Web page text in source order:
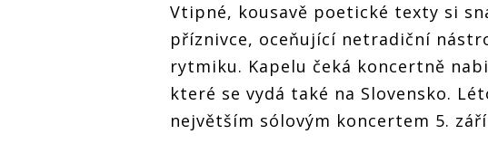
Vtipné, kousavě poetické texty si
příznivce, oceňující netradiční
rytmiku. Kapelu čeká koncertně
které se vydá také na Slovensko.
největším sólovým koncertem 5.